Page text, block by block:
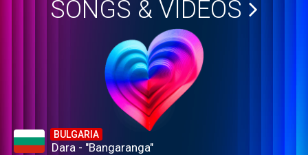
SONGS & VIDEOS
BULGARIA
Dara - "Bangaranga"